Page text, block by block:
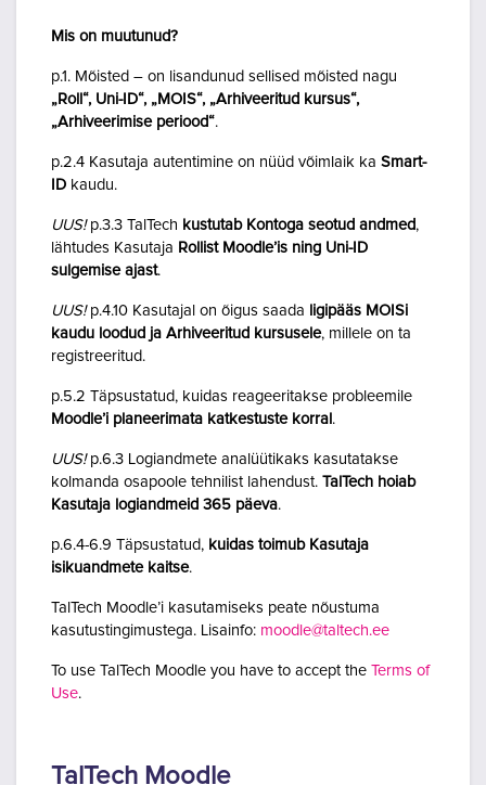
Mis on muutunud?
p.1. Mõisted – on lisandunud sellised mõisted nagu
„Roll“, Uni-ID“, „MOIS“, „Arhiveeritud kursus“,
„Arhiveerimise periood“.
p.2.4 Kasutaja autentimine on nüüd võimlaik ka Smart-
ID kaudu.
UUS!p.3.3 TalTech kustutab Kontoga seotud andmed,
lähtudes Kasutaja Rollist Moodle’is ning Uni-ID
sulgemise ajast.
UUS!p.4.10 Kasutajal on õigus saada ligipääs MOISi
kaudu loodud ja Arhiveeritud kursusele, millele on ta
registreeritud.
p.5.2 Täpsustatud, kuidas reageeritakse probleemile
Moodle’i planeerimata katkestuste korral .
UUS!p.6.3 Logiandmete analüütikaks kasutatakse
kolmanda osapoole tehnilist lahendust. TalTech hoiab
Kasutaja logiandmeid 365 päeva.
p.6.4-6.9 Täpsustatud, kuidas toimub Kasutaja
isikuandmete kaitse.
TalTech Moodle’i kasutamiseks peate nõustuma
kasutustingimustega. Lisainfo: moodle@taltech.ee
To use TalTech Moodle you have to accept the Terms of
Use.
TalTech Moodle